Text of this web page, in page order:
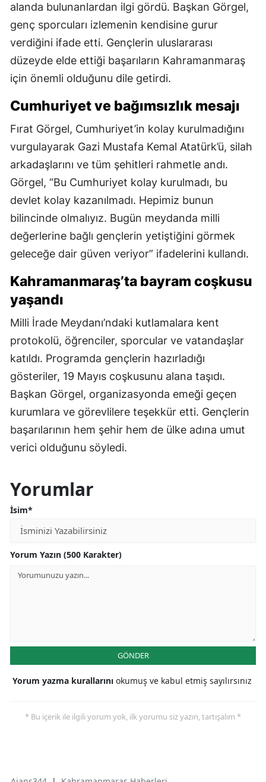
alanda bulunanlardan ilgi gördü. Başkan Görgel,
genç sporcuları izlemenin kendisine gurur
verdiğini ifade etti. Gençlerin uluslararası
düzeyde elde ettiği başarıların Kahramanmaraş
için önemli olduğunu dile getirdi.
Cumhuriyet ve bağımsızlık mesajı
Fırat Görgel, Cumhuriyet’in kolay kurulmadığını
vurgulayarak Gazi Mustafa Kemal Atatürk’ü, silah
arkadaşlarını ve tüm şehitleri rahmetle andı.
Görgel, “Bu Cumhuriyet kolay kurulmadı, bu
devlet kolay kazanılmadı. Hepimiz bunun
bilincinde olmalıyız. Bugün meydanda milli
değerlerine bağlı gençlerin yetiştiğini görmek
geleceğe dair güven veriyor” ifadelerini kullandı.
Kahramanmaraş’ta bayram coşkusu
yaşandı
Milli İrade Meydanı’ndaki kutlamalara kent
protokolü, öğrenciler, sporcular ve vatandaşlar
katıldı. Programda gençlerin hazırladığı
gösteriler, 19 Mayıs coşkusunu alana taşıdı.
Başkan Görgel, organizasyonda emeği geçen
kurumlara ve görevlilere teşekkür etti. Gençlerin
başarılarının hem şehir hem de ülke adına umut
verici olduğunu söyledi.
Yorumlar
İsim*
Yorum Yazın (500 Karakter)
GÖNDER
Yorum yazma kurallarını okumuş ve kabul etmiş sayılırsınız
* Bu içerik ile ilgili yorum yok, ilk yorumu siz yazın, tartışalım *